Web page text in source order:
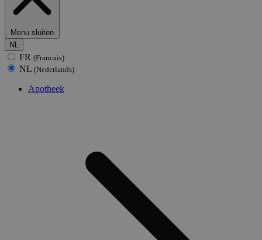
Menu sluiten
NL
FR (Francais)
NL (Nederlands)
Apotheek